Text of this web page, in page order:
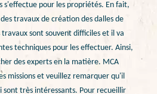
pour les propriétés. En fait,
travaux de création des dalles de
sont souvent difficiles et il va
techniques pour les effectuer. Ainsi,
des experts en la matière. MCA
missions et veuillez remarquer qu'il
sont très intéressants. Pour recueillir